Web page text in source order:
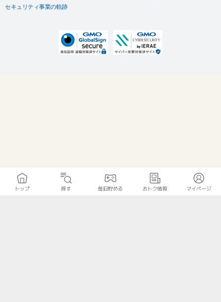
セキュリティ事業の軌跡
トップ 探す 毎日貯める おトク情報 マイページ